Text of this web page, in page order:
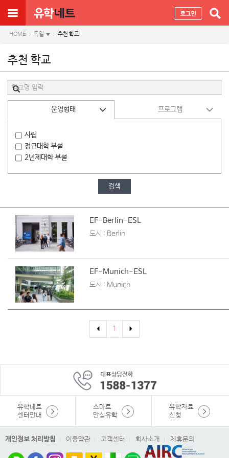
HOME 독일 추천 학교
추천 학교
운영형태 프로그램
사립
정규대학 부설
2년제대학 부설
검색
EF-Berlin-ESL
도시 : Berlin
EF-Munich-ESL
도시 : Munich
1
유학네트
센터안내
스마트
안심유학
유학자료
신청
개인정보 처리방침 이용약관 고객센터 회사소개 제휴문의